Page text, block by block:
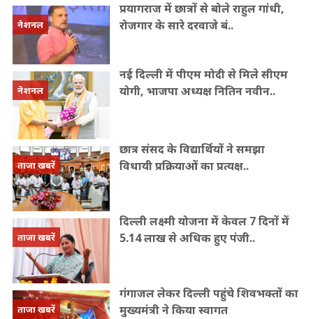
नेशनल
प्रयागराज में छात्रों से बोले राहुल गांधी,
रोजगार के सारे दरवाजे बं..
नेशनल
नई दिल्ली में पीएम मोदी से मिले सीएम
योगी, भाजपा अध्यक्ष नितिन नवीन..
ताजा खबरें
छात्र संसद के विद्यार्थियों ने समझा
विधायी प्रक्रियाओं का प्रत्यक्ष..
ताजा खबरें
दिल्ली लक्ष्मी योजना में केवल 7 दिनों में
5.14 लाख से अधिक हुए पंजी..
ताजा खबरें
गंगाजल लेकर दिल्ली पहुंचे शिवभक्तों का
मुख्यमंत्री ने किया स्वागत